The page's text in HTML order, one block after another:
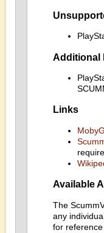
Additional
Links
Available
The
any
for reference